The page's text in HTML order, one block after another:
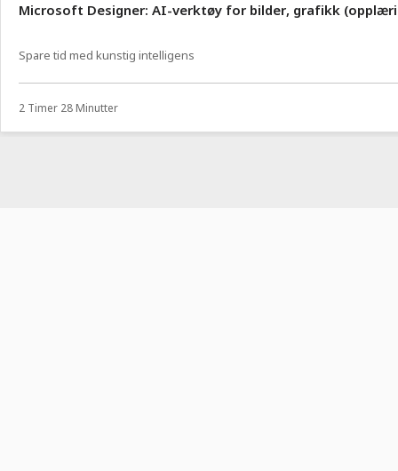
Microsoft Designer: AI-verktøy for bilder, grafikk
Spare tid med kunstig intelligens
2 Timer 28 Minutter